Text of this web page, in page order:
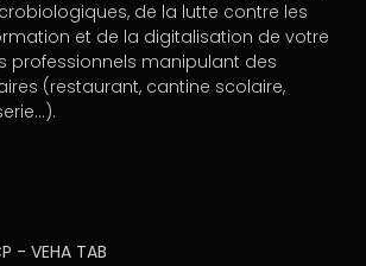
de la lutte contre les
et de la digitalisation de votre
professionnels manipulant des
(restaurant, cantine scolaire,
- VEHA TAB